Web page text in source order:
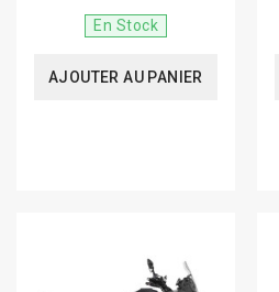
En Stock
AJOUTER AU PANIER